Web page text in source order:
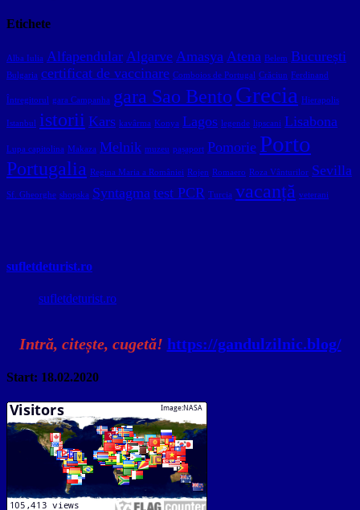
Etichete
Alba Iulia Alfapendular Algarve Amasya Atena Belem București
Bulgaria certificat de vaccinare Comboios de Portugal Crăciun Ferdinand
Întregitorul gara Campanha gara Sao Bento Grecia Hierapolis
Istanbul istorii Kars kavârma Konya Lagos legende lipscani Lisabona
Lupa capitolina Makaza Melnik muzeu pașaport Pomorie Porto
Portugalia Regina Maria a României Rojen Romaero Roza Vânturilor Sevilla
Sf. Gheorghe shopska Syntagma test PCR Turcia vacanță veterani
sufletdeturist.ro
sufletdeturist.ro
Intră, citește, cugetă! https://gandulzilnic.blog/
Start: 18.02.2020